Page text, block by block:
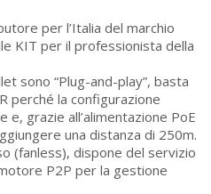
per l’Italia del marchio
KIT per il professionista della
sono “Plug-and-play”, basta
perché la configurazione
e, grazie all’alimentazione PoE
una distanza di 250m.
(fanless), dispone del servizio
P2P per la gestione